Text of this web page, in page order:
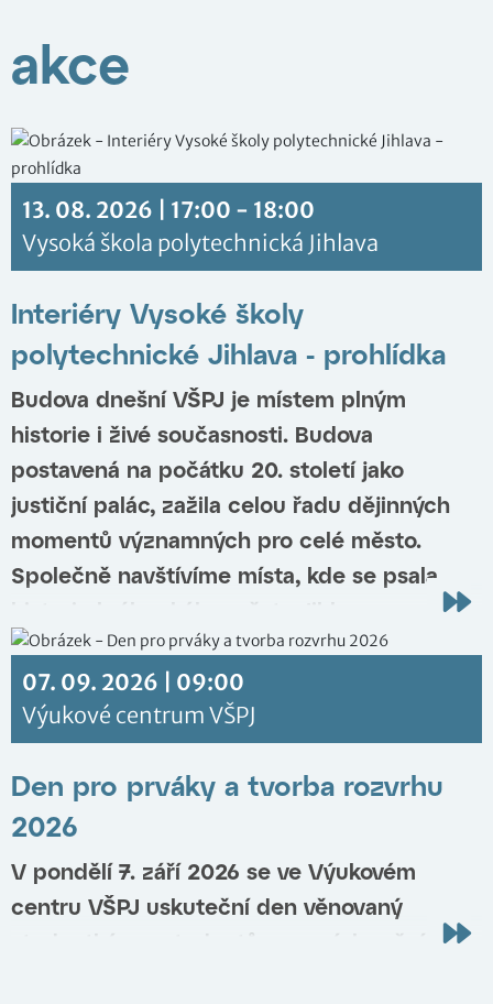
akce
13. 08. 2026 | 17:00 - 18:00
Vysoká škola polytechnická Jihlava
Interiéry Vysoké školy
polytechnické Jihlava - prohlídka
Budova dnešní VŠPJ je místem plným
historie i živé současnosti. Budova
postavená na počátku 20. století jako
justiční palác, zažila celou řadu dějinných
momentů významných pro celé město.
Společně navštívíme místa, kde se psala
07. 09. 2026 | 09:00
Výukové centrum VŠPJ
Den pro prváky a tvorba rozvrhu
2026
V pondělí 7. září 2026 se ve Výukovém
centru VŠPJ uskuteční den věnovaný
studentkám a studentům prvních ročníků.
Moment prosím...
Říjen
07
2026
HUMANITAS 2026: Stárnutí populace jako výzva
pro sociální práci
Historická aula VŠPJ
Říjen
03
Říjen
Safari - dobrodružství fotografa zvířat v africké
divočině | přednáška pro veřejnost